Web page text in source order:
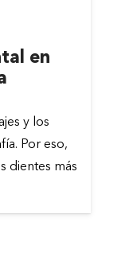
en
y los
Por eso,
dientes más